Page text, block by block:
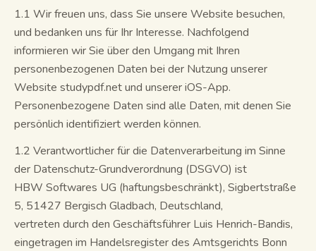
KI-Karteikarten
Image Occlusion
Probeprüfungen
Mindmaps
Lernleitfäden
KI-Quiz
Spickzettel
Preise
Mobile App
1.1 Wir freuen uns, dass Sie unsere Website besuchen,
und bedanken uns für Ihr Interesse. Nachfolgend
informieren wir Sie über den Umgang mit Ihren
personenbezogenen Daten bei der Nutzung unserer
Website studypdf.net und unserer iOS-App.
Personenbezogene Daten sind alle Daten, mit denen Sie
persönlich identifiziert werden können.
1.2 Verantwortlicher für die Datenverarbeitung im Sinne
der Datenschutz-Grundverordnung (DSGVO) ist
HBW Softwares UG (haftungsbeschränkt), Sigbertstraße
5, 51427 Bergisch Gladbach, Deutschland,
vertreten durch den Geschäftsführer Luis Henrich-Bandis,
eingetragen im Handelsregister des Amtsgerichts Bonn